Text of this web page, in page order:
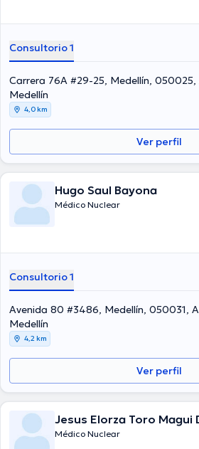
Consultorio 1
Carrera 76A #29-25, Medellín,
Medellín
4,0 km
Ver perfil
Hugo Saul Bayona
Médico Nuclear
Consultorio 1
Avenida 80 #3486, Medellín, 050031,
Medellín
4,2 km
Ver perfil
Jesus Elorza Toro Magui
Médico Nuclear